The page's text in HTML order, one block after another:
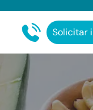
Solicitar